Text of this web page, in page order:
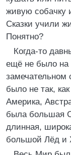
живую собачку
Сказки учили
Понятно?
Когда-то
ещё не было на
было не так,
Америка,
была большая
длинная,
большой Лёд и